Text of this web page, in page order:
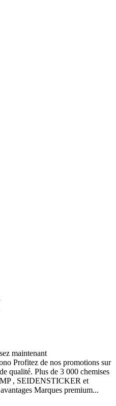
maintenant
Profitez de nos promotions sur
qualité. Plus de 3 000 chemises
, SEIDENSTICKER et
Marques premium...